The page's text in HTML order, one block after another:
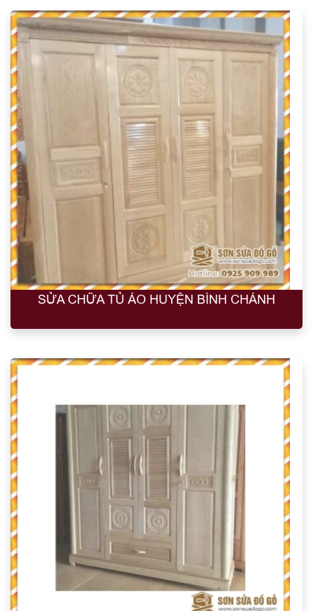
SỬA CHỮA TỦ ÁO HUYỆN BÌNH CHÁNH